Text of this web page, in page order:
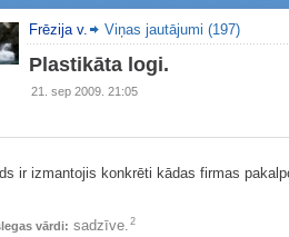
Frēzija v. Viņas jautājumi (197)
Plastikāta logi.
21. sep 2009. 21:05
ir izmantojis konkrēti kādas firmas
vārdi: sadzīve. 2